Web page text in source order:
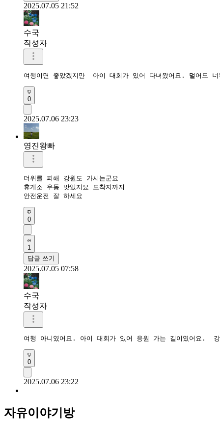
2025.07.05 21:52
수국
작성자
여행이면 좋았겠지만  아이 대회가 있어 다녀왔어요. 멀어도
0
2025.07.06 23:23
영진왕빠
더위를 피해 강원도 가시는군요
휴게소 우동 맛있지요 도착지까지
안전운전 잘 하세요
0
1
답글 쓰기
2025.07.05 07:58
수국
작성자
여행 아니였어요. 아이 대회가 있어 응원 가는 길이였어요.  강
0
2025.07.06 23:22
자유이야기방